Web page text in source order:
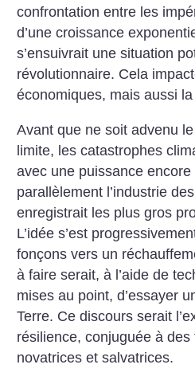
confrontation entre les
d’une croissance
s’ensuivrait une situation
révolutionnaire. Cela
économiques, mais aussi
Avant que ne soit advenu
limite, les catastrophes
avec une puissance
parallèlement l’industrie
enregistrait les plus gros
L’idée s’est
fonçons vers un
à faire serait, à l’aide de
mises au point, d’essayer
Terre. Ce discours serait
résilience, conjuguée à des
novatrices et salvatrices.